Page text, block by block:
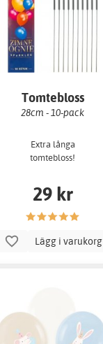
Tomtebloss
28cm - 10-pack
Extra långa
tomtebloss!
29 kr
Lägg i varukorg